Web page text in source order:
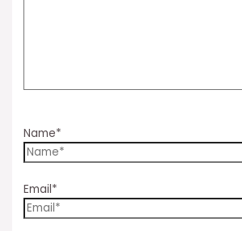
Name*
Email*